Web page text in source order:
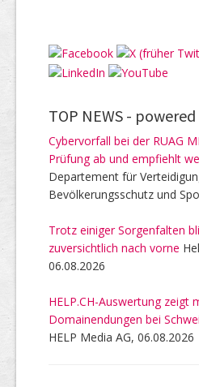
TOP NEWS -
Cybervorfall bei der RUAG
Prüfung ab und empfiehlt
Departement für
Bevölkerungsschutz und
Trotz einiger Sorgenfalten
zuversichtlich nach vorne
06.08.2026
HELP.CH-Auswertung zeigt
Domainendungen bei
HELP Media AG, 06.08.2026